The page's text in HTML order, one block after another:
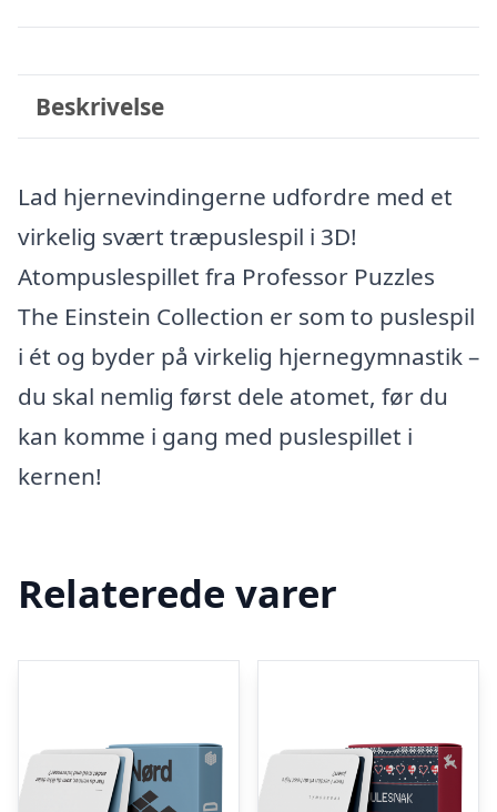
Beskrivelse
Lad hjernevindingerne udfordre med et
virkelig svært træpuslespil i 3D!
Atompuslespillet fra Professor Puzzles
The Einstein Collection er som to puslespil
i ét og byder på virkelig hjernegymnastik –
du skal nemlig først dele atomet, før du
kan komme i gang med puslespillet i
kernen!
Relaterede varer